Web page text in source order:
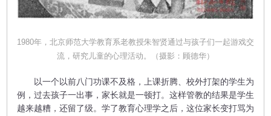
1980年，北京师范大学教育系老教授朱智贤通过与孩子们一起游戏交
流，研究儿童的心理活动。（摄影：顾德华）
以一个以前八门功课不及格，上课折腾、校外打架的学生为
例，过去孩子一出事，家长就是一顿打。这样管教的结果是学生
越来越糟，还留了级。学了教育心理学之后，这位家长变打骂为